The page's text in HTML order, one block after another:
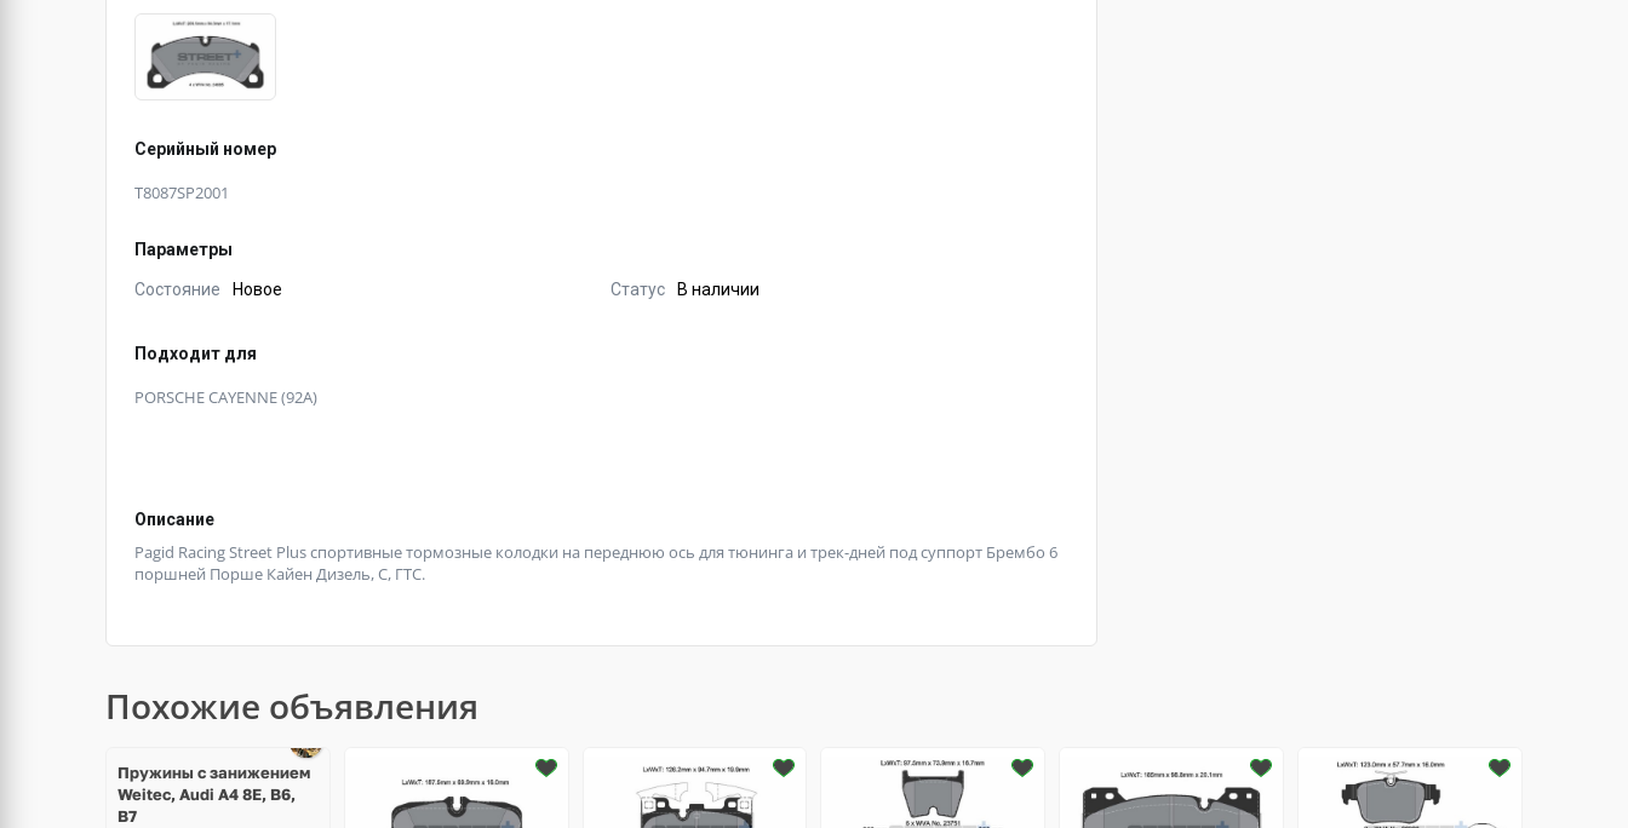
Серийный номер
T8087SP2001
Параметры
Состояние Новое Статус В наличии
Подходит для
PORSCHE CAYENNE (92A)
Описание
Pagid Racing Street Plus спортивные тормозные колодки на переднюю ось для тюнинга и трек-дней под суппорт Брембо 6
поршней Порше Кайен Дизель, С, ГТС.
Похожие объявления
Пружины с занижением
Weitec, Audi A4 8E, B6,
B7